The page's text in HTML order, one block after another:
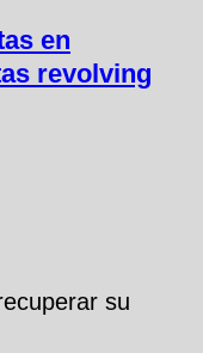
en
revolving
su